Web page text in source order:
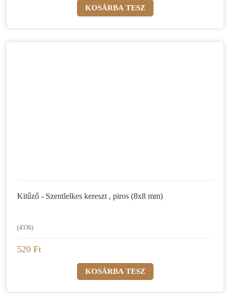
Kitűző - Szentlelkes kereszt , piros (8x8 mm)
(4336)
520 Ft